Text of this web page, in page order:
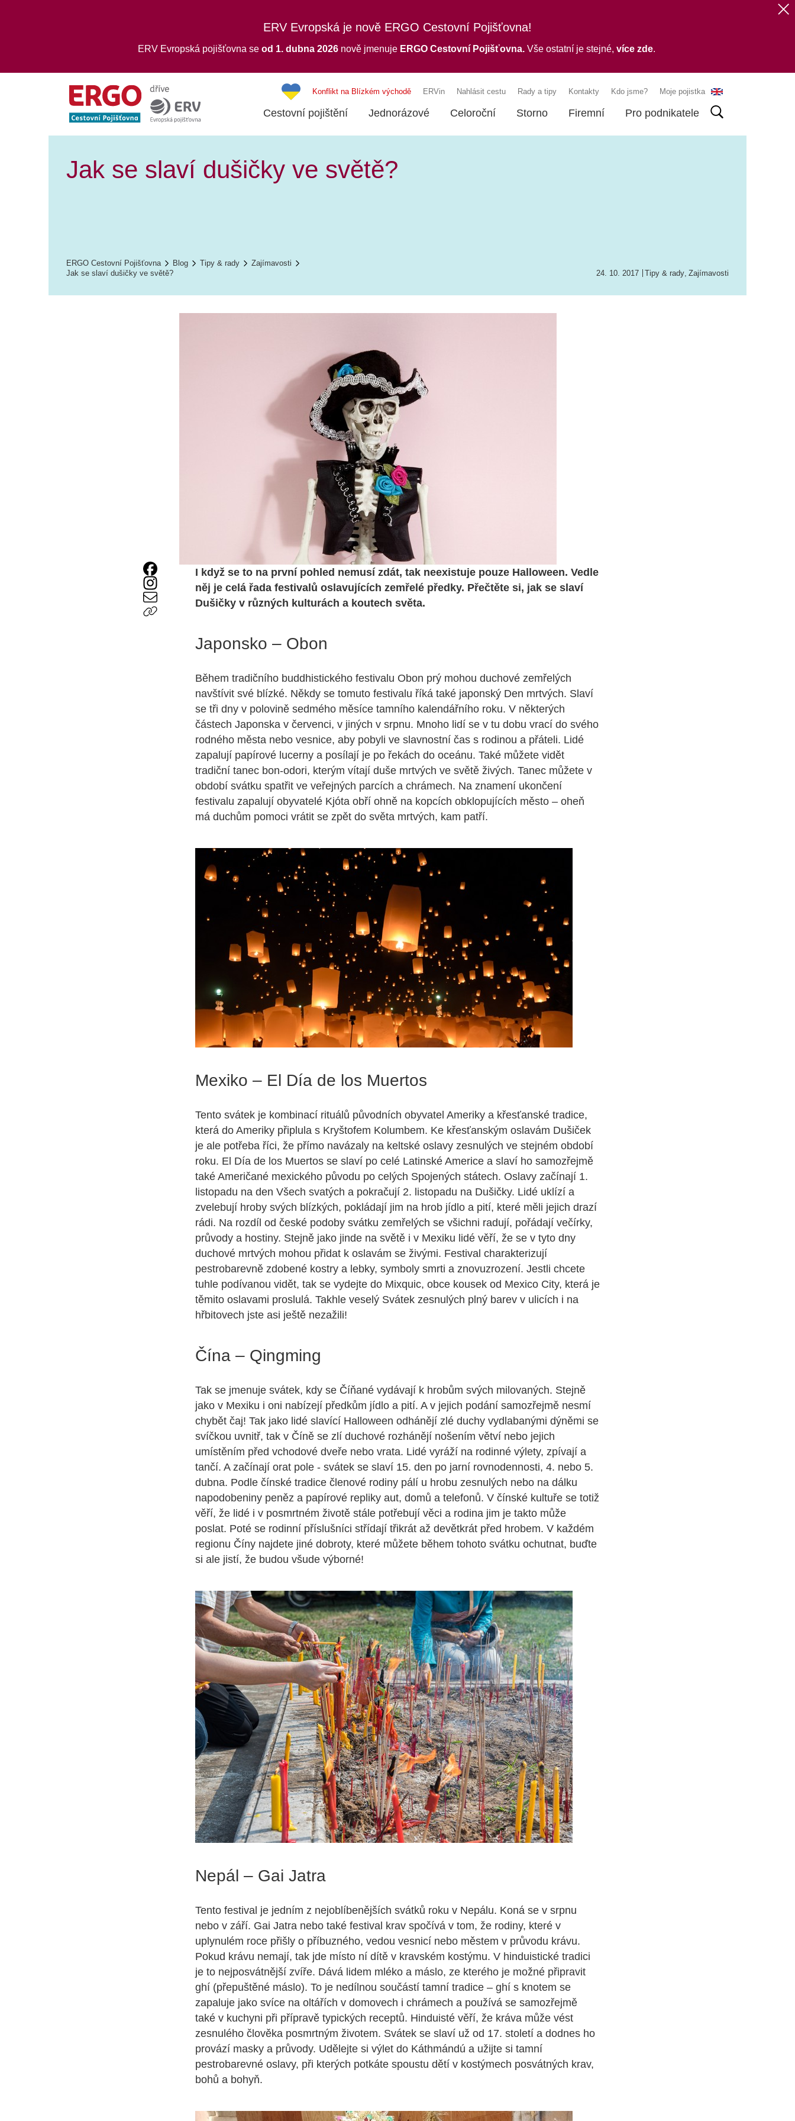
ERV Evropská je nově ERGO Cestovní Pojišťovna!
ERV Evropská pojišťovna se od 1. dubna 2026 nově jmenuje ERGO Cestovní Pojišťovna.Vše ostatní je stejné, více zde.
Konflikt na Blízkém východě ERVin Nahlásit cestu Rady a tipy Kontakty Kdo jsme? Moje pojistka
Cestovní pojištění Jednorázové Celoroční Storno Firemní Pro podnikatele
Jak se slaví dušičky ve světě?
ERGO Cestovní Pojišťovna Blog Tipy & rady
Zajímavosti
Jak se slaví dušičky ve světě?
24. 10. 2017 Tipy & rady, Zajímavosti
I když se to na první pohled nemusí zdát, tak neexistuje pouze Halloween. Vedle
něj je celá řada festivalů oslavujících zemřelé předky. Přečtěte si, jak se slaví
Dušičky v různých kulturách a koutech světa.
Japonsko – Obon
Během tradičního buddhistického festivalu Obon prý mohou duchové zemřelých
navštívit své blízké. Někdy se tomuto festivalu říká také japonský Den mrtvých. Slaví
se tři dny v polovině sedmého měsíce tamního kalendářního roku. V některých
částech Japonska v červenci, v jiných v srpnu. Mnoho lidí se v tu dobu vrací do svého
rodného města nebo vesnice, aby pobyli ve slavnostní čas s rodinou a přáteli. Lidé
zapalují papírové lucerny a posílají je po řekách do oceánu. Také můžete vidět
tradiční tanec bon-odori, kterým vítají duše mrtvých ve světě živých. Tanec můžete v
období svátku spatřit ve veřejných parcích a chrámech. Na znamení ukončení
festivalu zapalují obyvatelé Kjóta obří ohně na kopcích obklopujících město – oheň
má duchům pomoci vrátit se zpět do světa mrtvých, kam patří.
Mexiko – El Día de los Muertos
Tento svátek je kombinací rituálů původních obyvatel Ameriky a křesťanské tradice,
která do Ameriky připlula s Kryštofem Kolumbem. Ke křesťanským oslavám Dušiček
je ale potřeba říci, že přímo navázaly na keltské oslavy zesnulých ve stejném období
roku. El Día de los Muertos se slaví po celé Latinské Americe a slaví ho samozřejmě
také Američané mexického původu po celých Spojených státech. Oslavy začínají 1.
listopadu na den Všech svatých a pokračují 2. listopadu na Dušičky. Lidé uklízí a
zvelebují hroby svých blízkých, pokládají jim na hrob jídlo a pití, které měli jejich drazí
rádi. Na rozdíl od české podoby svátku zemřelých se všichni radují, pořádají večírky,
průvody a hostiny. Stejně jako jinde na světě i v Mexiku lidé věří, že se v tyto dny
duchové mrtvých mohou přidat k oslavám se živými. Festival charakterizují
pestrobarevně zdobené kostry a lebky, symboly smrti a znovuzrození. Jestli chcete
tuhle podívanou vidět, tak se vydejte do Mixquic, obce kousek od Mexico City, která je
těmito oslavami proslulá. Takhle veselý Svátek zesnulých plný barev v ulicích i na
hřbitovech jste asi ještě nezažili!
Čína – Qingming
Tak se jmenuje svátek, kdy se Číňané vydávají k hrobům svých milovaných. Stejně
jako v Mexiku i oni nabízejí předkům jídlo a pití. A v jejich podání samozřejmě nesmí
chybět čaj! Tak jako lidé slavící Halloween odhánějí zlé duchy vydlabanými dýněmi se
svíčkou uvnitř, tak v Číně se zlí duchové rozhánějí nošením větví nebo jejich
umístěním před vchodové dveře nebo vrata. Lidé vyráží na rodinné výlety, zpívají a
tančí. A začínají orat pole - svátek se slaví 15. den po jarní rovnodennosti, 4. nebo 5.
dubna. Podle čínské tradice členové rodiny pálí u hrobu zesnulých nebo na dálku
napodobeniny peněz a papírové repliky aut, domů a telefonů. V čínské kultuře se totiž
věří, že lidé i v posmrtném životě stále potřebují věci a rodina jim je takto může
poslat. Poté se rodinní příslušníci střídají třikrát až devětkrát před hrobem. V každém
regionu Číny najdete jiné dobroty, které můžete během tohoto svátku ochutnat, buďte
si ale jistí, že budou všude výborné!
Nepál – Gai Jatra
Tento festival je jedním z nejoblíbenějších svátků roku v Nepálu. Koná se v srpnu
nebo v září. Gai Jatra nebo také festival krav spočívá v tom, že rodiny, které v
uplynulém roce přišly o příbuzného, vedou vesnicí nebo městem v průvodu krávu.
Pokud krávu nemají, tak jde místo ní dítě v kravském kostýmu. V hinduistické tradici
je to nejposvátnější zvíře. Dává lidem mléko a máslo, ze kterého je možné připravit
ghí (přepuštěné máslo). To je nedílnou součástí tamní tradice – ghí s knotem se
zapaluje jako svíce na oltářích v domovech i chrámech a používá se samozřejmě
také v kuchyni při přípravě typických receptů. Hinduisté věří, že kráva může vést
zesnulého člověka posmrtným životem. Svátek se slaví už od 17. století a dodnes ho
provází masky a průvody. Udělejte si výlet do Káthmándú a užijte si tamní
pestrobarevné oslavy, při kterých potkáte spoustu dětí v kostýmech posvátných krav,
bohů a bohyň.